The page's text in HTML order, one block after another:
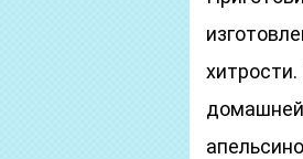
домашней